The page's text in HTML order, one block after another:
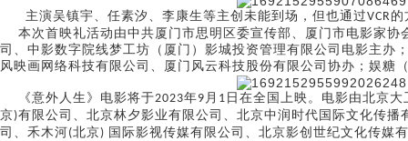
主演吴镇宇、任素汐、李康生等主创未能到场，但也通过VCR的
本次首映礼活动由中共厦门市思明区委宣传部、厦门市电影家协
司、中影数字院线梦工坊（厦门）影城投资管理有限公司电影主办
风映画网络科技有限公司、厦门风云科技股份有限公司协办；娱糖
《意外人生》电影将于2023年9 月 1 日在全国上映 。电影由北京
京)有限公司 、北京林夕影业有限公司、北京中润时代国际文化传播
司、禾木河(北京) 国际影视传媒有限公司、北京影创世纪文化传媒